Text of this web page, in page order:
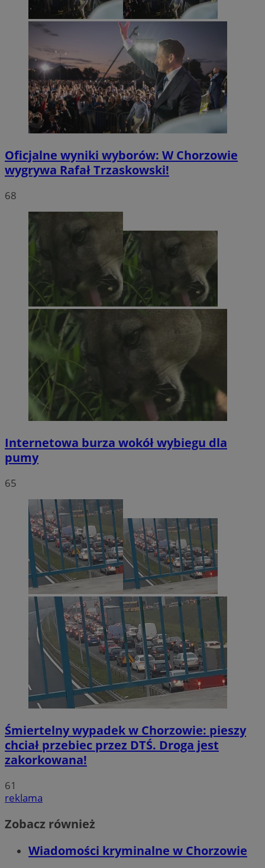
Oficjalne wyniki wyborów: W Chorzowie
wygrywa Rafał Trzaskowski!
68
Internetowa burza wokół wybiegu dla
pumy
65
Śmiertelny wypadek w Chorzowie: pieszy
chciał przebiec przez DTŚ. Droga jest
zakorkowana!
61
reklama
Zobacz również
Wiadomości kryminalne w Chorzowie